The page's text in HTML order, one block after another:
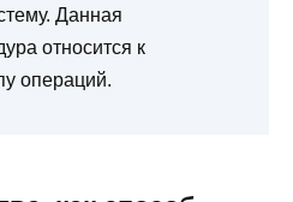
Данная
относится к
операций.